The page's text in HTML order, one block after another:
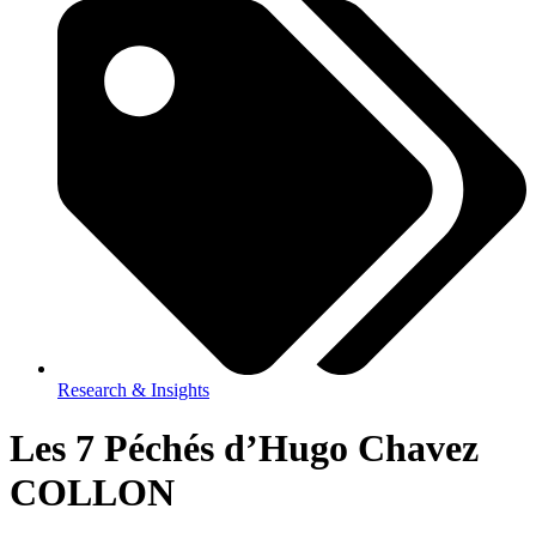
Research & Insights
Les 7 Péchés d’Hugo Chavez
COLLON